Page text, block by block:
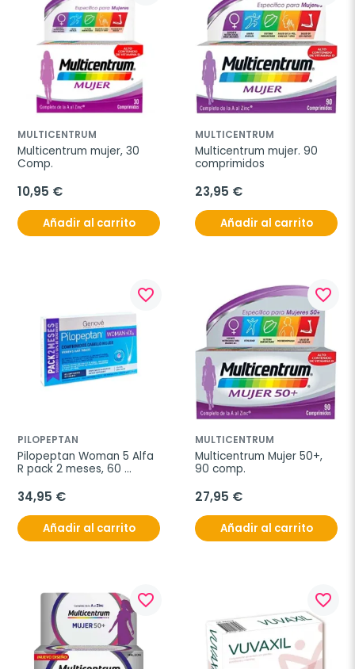
MULTICENTRUM
Multicentrum mujer, 30
Comp.
10,95 €
Añadir al carrito
MULTICENTRUM
Multicentrum mujer. 90
comprimidos
23,95 €
Añadir al carrito
favorite_border
PILOPEPTAN
Pilopeptan Woman 5 Alfa
R pack 2 meses, 60
34,95 €
Añadir al carrito
favorite_border
MULTICENTRUM
Multicentrum Mujer 50+,
90 comp.
27,95 €
Añadir al carrito
favorite_border favorite_border